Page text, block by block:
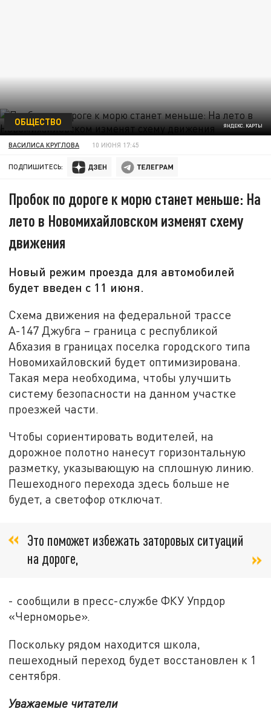
ЯНДЕКС. КАРТЫ
ОБЩЕСТВО
ВАСИЛИСА КРУГЛОВА 10 ИЮНЯ 17:45
ПОДПИШИТЕСЬ:
Пробок по дороге к морю станет меньше: На
лето в Новомихайловском изменят схему
движения
Новый режим проезда для автомобилей
будет введен с 11 июня.
Схема движения на федеральной трассе
А-147 Джубга – граница с республикой
Абхазия в границах поселка городского типа
Новомихайловский будет оптимизирована.
Такая мера необходима, чтобы улучшить
систему безопасности на данном участке
проезжей части.
Чтобы сориентировать водителей, на
дорожное полотно нанесут горизонтальную
разметку, указывающую на сплошную линию.
Пешеходного перехода здесь больше не
будет, а светофор отключат.
Это поможет избежать заторовых ситуаций
на дороге,
- сообщили в пресс-службе ФКУ Упрдор
«Черноморье».
Поскольку рядом находится школа,
пешеходный переход будет восстановлен к 1
сентября.
Уважаемые читатели